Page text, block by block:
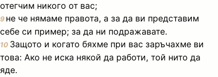
отегчим никого от вас;
9 не че нямаме правота, а за да ви представим
себе си пример; за да ни подражавате.
10 Защото и когато бяхме при вас заръчахме ви
това: Ако не иска някой да работи, той нито да
яде.